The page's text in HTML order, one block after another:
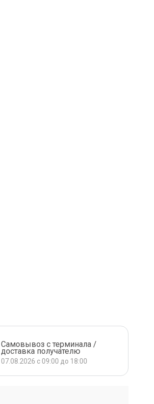
Самовывоз с терминала /
доставка получателю
07.08.2026 с 09:00 до 18:00